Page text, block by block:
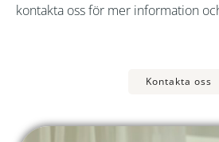
kontakta oss för mer information
Kontakta oss